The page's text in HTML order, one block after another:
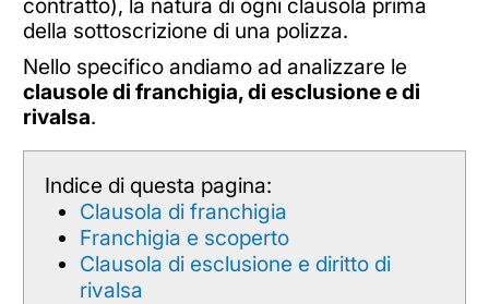
contratto), la natura di ogni clausola prima
della sottoscrizione di una polizza.
Nello specifico andiamo ad analizzare le
clausole di franchigia, di esclusione e di
rivalsa.
Indice di questa pagina:
Clausola di franchigia
Franchigia e scoperto
Clausola di esclusione e diritto di
rivalsa